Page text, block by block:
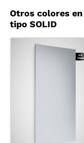
Otros colores en
tipo SOLID